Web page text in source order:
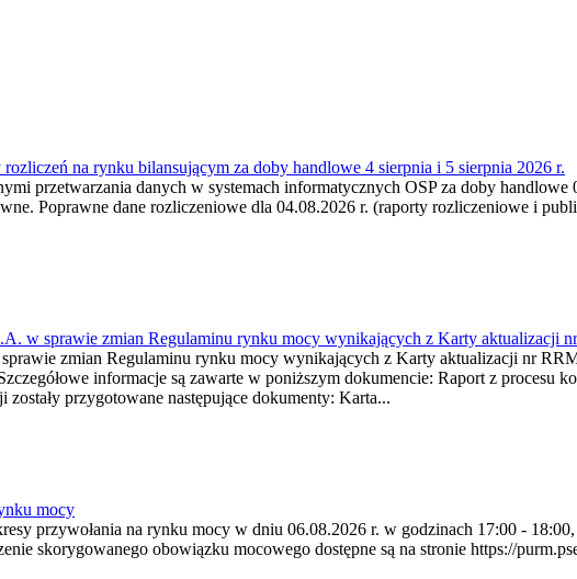
na rynku bilansującym za doby handlowe 4 sierpnia i 5 sierpnia 2026 r.
przetwarzania danych w systemach informatycznych OSP za doby
Poprawne dane rozliczeniowe dla 04.08.2026 r. (raporty rozliczeniowe i
w sprawie zmian Regulaminu rynku mocy wynikających z Karty aktualizacji
zmian Regulaminu rynku mocy wynikających z Karty aktualizacji nr
informacje są zawarte w poniższym dokumencie: Raport z
przygotowane następujące dokumenty: Karta...
mocy
przywołania na rynku mocy w dniu 06.08.2026 r. w godzinach 17:00 -
skorygowanego obowiązku mocowego dostępne są na stronie https://